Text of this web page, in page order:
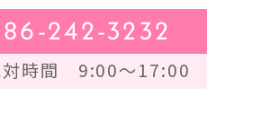
242-3232
対時間 9:00～17:00